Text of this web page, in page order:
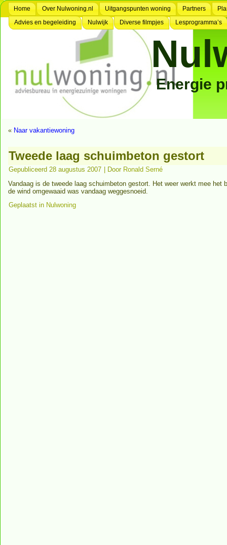
Home Over Nulwoning.nl Uitgangspunten woning Partners
Advies en begeleiding
Nulwijk Diverse filmpjes Lesprogramma’s
Energie
« Naar vakantiewoning
Tweede laag schuimbeton gestort
Gepubliceerd 28 augustus 2007 Door Ronald Serné
Vandaag is de tweede laag schuimbeton gestort. Het weer werkt mee het
de wind omgewaaid was vandaag weggesnoeid.
Geplaatst in Nulwoning